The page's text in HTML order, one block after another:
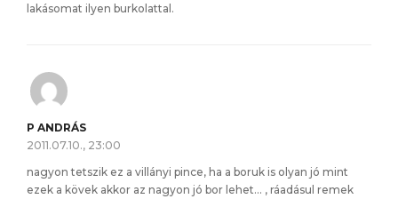
lakásomat ilyen burkolattal.
P ANDRÁS
2011.07.10., 23:00
nagyon tetszik ez a villányi pince, ha a boruk is olyan jó mint
ezek a kövek akkor az nagyon jó bor lehet… , ráadásul remek